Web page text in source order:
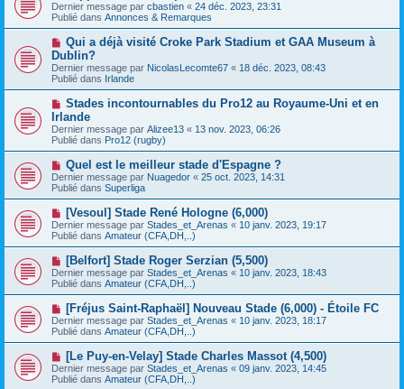
s
a
g
e
u
m
e
s
s
a
g
e
o
u
v
a
u
m
e
s
s
a
g
e
Dernier message par cbastien « 24 déc. 2023, 23:31
Publié dans Annonces & Remarques
N
u
v
e
a
u
m
e
s
a
g
e
Qui a déjà visité Croke Park Stadium et GAA Museum à
Dublin?
Dernier message par NicolasLecomte67 « 18 déc. 2023, 08:43
Publié dans Irlande
N
o
u
v
e
a
u
m
e
s
s
a
g
e
Stades incontournables du Pro12 au Royaume-Uni et en
Irlande
Dernier message par Alizee13 « 13 nov. 2023, 06:26
Publié dans Pro12 (rugby)
N
o
u
v
e
u
m
e
s
a
g
e
Quel est le meilleur stade d'Espagne ?
Dernier message par Nuagedor « 25 oct. 2023, 14:31
Publié dans Superliga
N
o
u
v
e
u
m
e
s
a
g
e
[Vesoul] Stade René Hologne (6,000)
Dernier message par Stades_et_Arenas « 10 janv. 2023, 19:17
Publié dans Amateur (CFA,DH,..)
N
o
u
v
e
u
m
e
s
a
[Belfort] Stade Roger Serzian (5,500)
Dernier message par Stades_et_Arenas « 10 janv. 2023, 18:43
Publié dans Amateur (CFA,DH,..)
N
o
u
v
e
u
m
[Fréjus Saint-Raphaël] Nouveau Stade (6,000) - Étoile FC
Dernier message par Stades_et_Arenas « 10 janv. 2023, 18:17
Publié dans Amateur (CFA,DH,..)
N
o
u
v
[Le Puy-en-Velay] Stade Charles Massot (4,500)
Dernier message par Stades_et_Arenas « 09 janv. 2023, 14:45
Publié dans Amateur (CFA,DH,..)